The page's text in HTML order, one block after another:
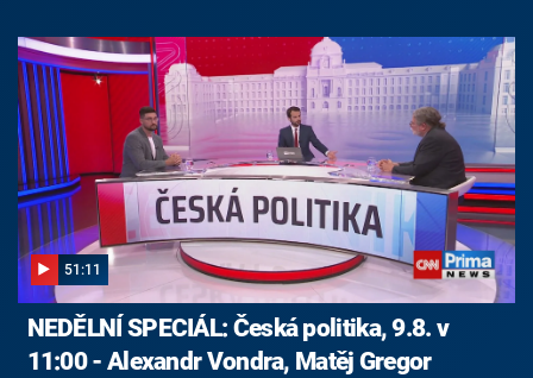
51:11
NEDĚLNÍ SPECIÁL: Česká politika, 9.8. v
11:00 - Alexandr Vondra, Matěj Gregor